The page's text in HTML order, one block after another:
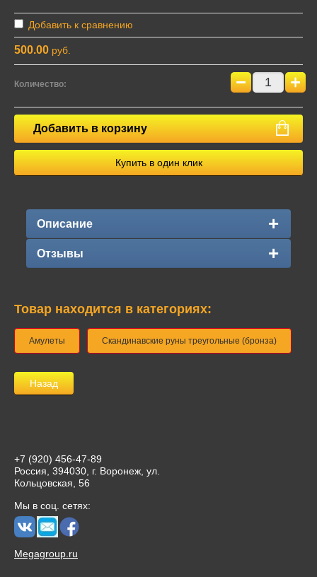
Добавить к сравнению
500.00 руб.
Количество: − +
Добавить в корзину
Купить в один клик
Описание
Отзывы
Товар находится в категориях:
Амулеты Скандинавские руны треугольные (бронза)
Назад
+7 (920) 456-47-89
Россия, 394030, г. Воронеж, ул.
Кольцовская, 56
Мы в соц. сетях:
Megagroup.ru